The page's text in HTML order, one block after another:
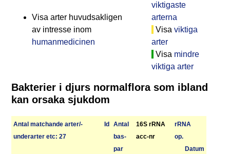
viktigaste
arterna
Visa viktiga
arter
Visa mindre
viktiga arter
Visa arter huvudsakligen
av intresse inom
humanmedicinen
Bakterier i djurs normalflora som ibland
kan orsaka sjukdom
Antal matchan­de arter/­
under­arter etc: 27
Id
Antal
bas­
par
16S rRNA
acc-nr
r­RNA
op.
Datum